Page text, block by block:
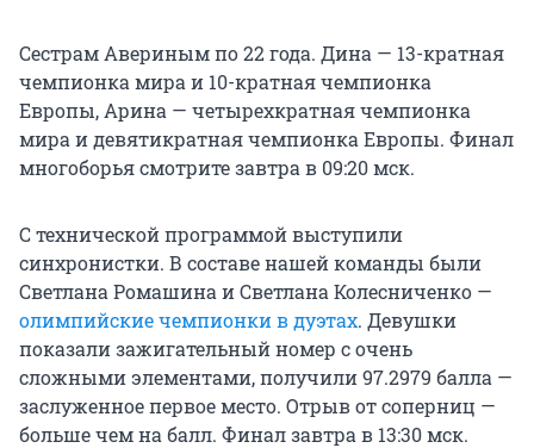
Сестрам Авериным по 22 года. Дина — 13-кратная
чемпионка мира и 10-кратная чемпионка
Европы, Арина — четырехкратная чемпионка
мира и девятикратная чемпионка Европы. Финал
многоборья смотрите завтра в 09:20 мск.
С технической программой выступили
синхронистки. В составе нашей команды были
Светлана Ромашина и Светлана Колесниченко —
олимпийские чемпионки в дуэтах. Девушки
показали зажигательный номер с очень
сложными элементами, получили 97.2979 балла —
заслуженное первое место. Отрыв от соперниц —
больше чем на балл. Финал завтра в 13:30 мск.